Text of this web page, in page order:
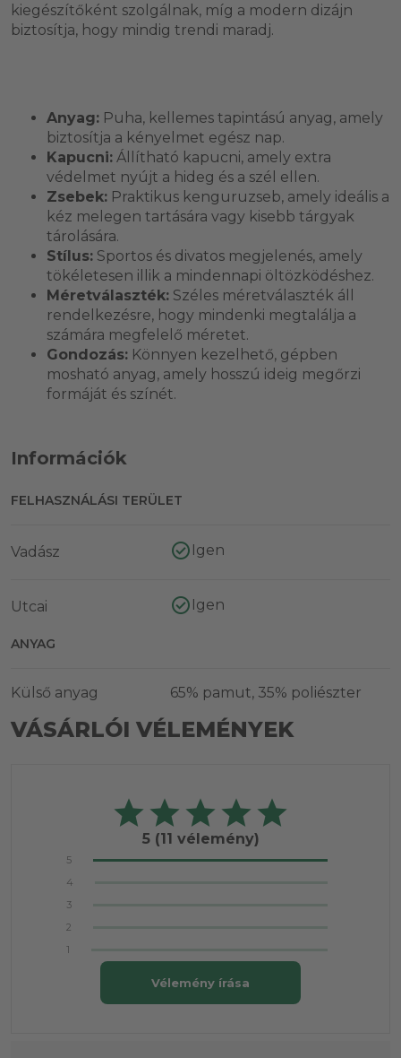
kiegészítőként szolgálnak, míg a modern dizájn
biztosítja, hogy mindig trendi maradj.
Anyag: Puha, kellemes tapintású anyag, amely
biztosítja a kényelmet egész nap.
Kapucni: Állítható kapucni, amely extra
védelmet nyújt a hideg és a szél ellen.
Zsebek: Praktikus kenguruzseb, amely ideális a
kéz melegen tartására vagy kisebb tárgyak
tárolására.
Stílus: Sportos és divatos megjelenés, amely
tökéletesen illik a mindennapi öltözködéshez.
Méretválaszték: Széles méretválaszték áll
rendelkezésre, hogy mindenki megtalálja a
számára megfelelő méretet.
Gondozás: Könnyen kezelhető, gépben
mosható anyag, amely hosszú ideig megőrzi
formáját és színét.
Információk
FELHASZNÁLÁSI TERÜLET
Vadász Igen
Utcai Igen
ANYAG
Külső anyag 65% pamut, 35% poliészter
VÁSÁRLÓI VÉLEMÉNYEK
5 (11 vélemény)
5
4
3
2
1
Vélemény írása